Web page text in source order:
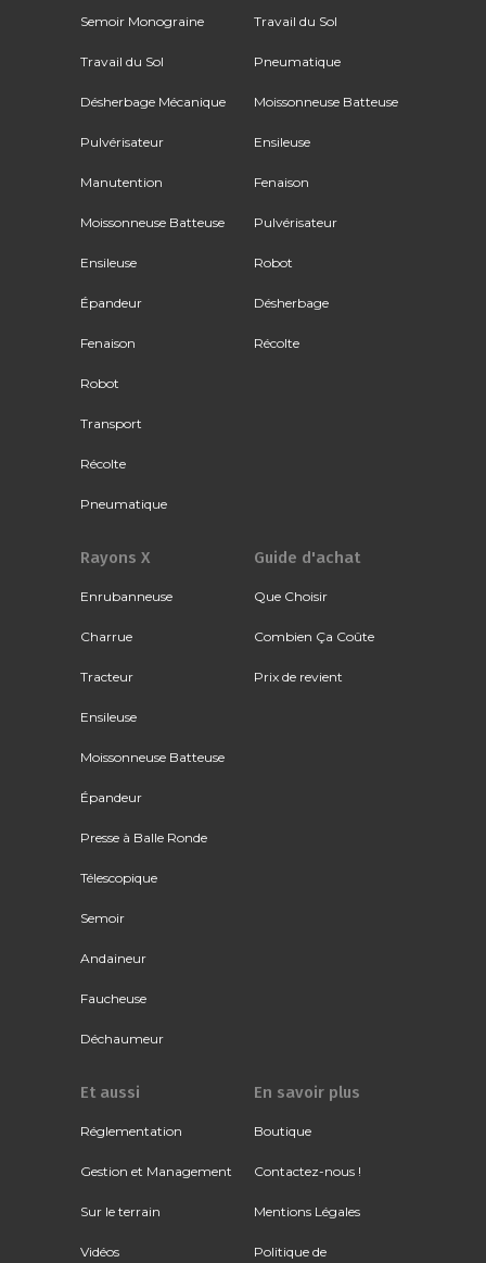
Semoir Monograine
Travail du Sol
Désherbage Mécanique
Pulvérisateur
Manutention
Moissonneuse Batteuse
Ensileuse
Épandeur
Fenaison
Robot
Transport
Récolte
Pneumatique
Travail du Sol
Pneumatique
Moissonneuse Batteuse
Ensileuse
Fenaison
Pulvérisateur
Robot
Désherbage
Récolte
Rayons X
Enrubanneuse
Charrue
Tracteur
Ensileuse
Moissonneuse Batteuse
Épandeur
Presse à Balle Ronde
Télescopique
Semoir
Andaineur
Faucheuse
Déchaumeur
Guide d'achat
Que Choisir
Combien Ça Coûte
Prix de revient
Et aussi
Réglementation
Gestion et Management
Sur le terrain
Vidéos
En savoir plus
Boutique
Contactez-nous !
Mentions Légales
Politique de